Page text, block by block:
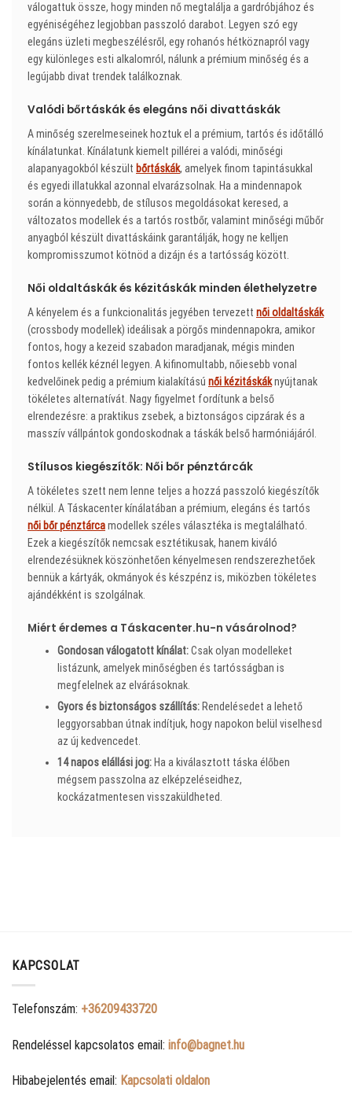
válogattuk össze, hogy minden nő megtalálja a gardróbjához és
egyéniségéhez legjobban passzoló darabot. Legyen szó egy
elegáns üzleti megbeszélésről, egy rohanós hétköznapról vagy
egy különleges esti alkalomról, nálunk a prémium minőség és a
legújabb divat trendek találkoznak.
Valódi bőrtáskák és elegáns női divattáskák
A minőség szerelmeseinek hoztuk el a prémium, tartós és időtálló
kínálatunkat. Kínálatunk kiemelt pillérei a valódi, minőségi
alapanyagokból készült bőrtáskák, amelyek finom tapintásukkal
és egyedi illatukkal azonnal elvarázsolnak. Ha a mindennapok
során a könnyedebb, de stílusos megoldásokat keresed, a
változatos modellek és a tartós rostbőr, valamint minőségi műbőr
anyagból készült divattáskáink garantálják, hogy ne kelljen
kompromisszumot kötnöd a dizájn és a tartósság között.
Női oldaltáskák és kézitáskák minden élethelyzetre
A kényelem és a funkcionalitás jegyében tervezett női oldaltáskák
(crossbody modellek) ideálisak a pörgős mindennapokra, amikor
fontos, hogy a kezeid szabadon maradjanak, mégis minden
fontos kellék kéznél legyen. A kifinomultabb, nőiesebb vonal
kedvelőinek pedig a prémium kialakítású női kézitáskáknyújtanak
tökéletes alternatívát. Nagy figyelmet fordítunk a belső
elrendezésre: a praktikus zsebek, a biztonságos cipzárak és a
masszív vállpántok gondoskodnak a táskák belső harmóniájáról.
Stílusos kiegészítők: Női bőr pénztárcák
A tökéletes szett nem lenne teljes a hozzá passzoló kiegészítők
nélkül. A Táskacenter kínálatában a prémium, elegáns és tartós
női bőr pénztárcamodellek széles választéka is megtalálható.
Ezek a kiegészítők nemcsak esztétikusak, hanem kiváló
elrendezésüknek köszönhetően kényelmesen rendszerezhetőek
bennük a kártyák, okmányok és készpénz is, miközben tökéletes
ajándékként is szolgálnak.
Miért érdemes a Táskacenter.hu-n vásárolnod?
Gondosan válogatott kínálat:Csak olyan modelleket
listázunk, amelyek minőségben és tartósságban is
megfelelnek az elvárásoknak.
Gyors és biztonságos szállítás: Rendelésedet a lehető
leggyorsabban útnak indítjuk, hogy napokon belül viselhesd
az új kedvencedet.
14 napos elállási jog: Ha a kiválasztott táska élőben
mégsem passzolna az elképzeléseidhez,
kockázatmentesen visszaküldheted.
KAPCSOLAT
Telefonszám: +36209433720
Rendeléssel kapcsolatos email: info@bagnet.hu
Hibabejelentés email: Kapcsolati oldalon